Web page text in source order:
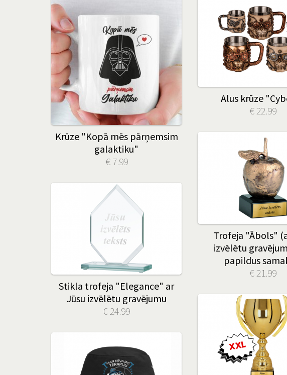
Krūze "Kopā mēs pārņemsim
galaktiku"
€ 7.99
Alus krūze
€ 22.99
Trofeja "Ābols"
izvēlētu
papildus
€ 21.99
Stikla trofeja "Elegance" ar
Jūsu izvēlētu gravējumu
€ 24.99